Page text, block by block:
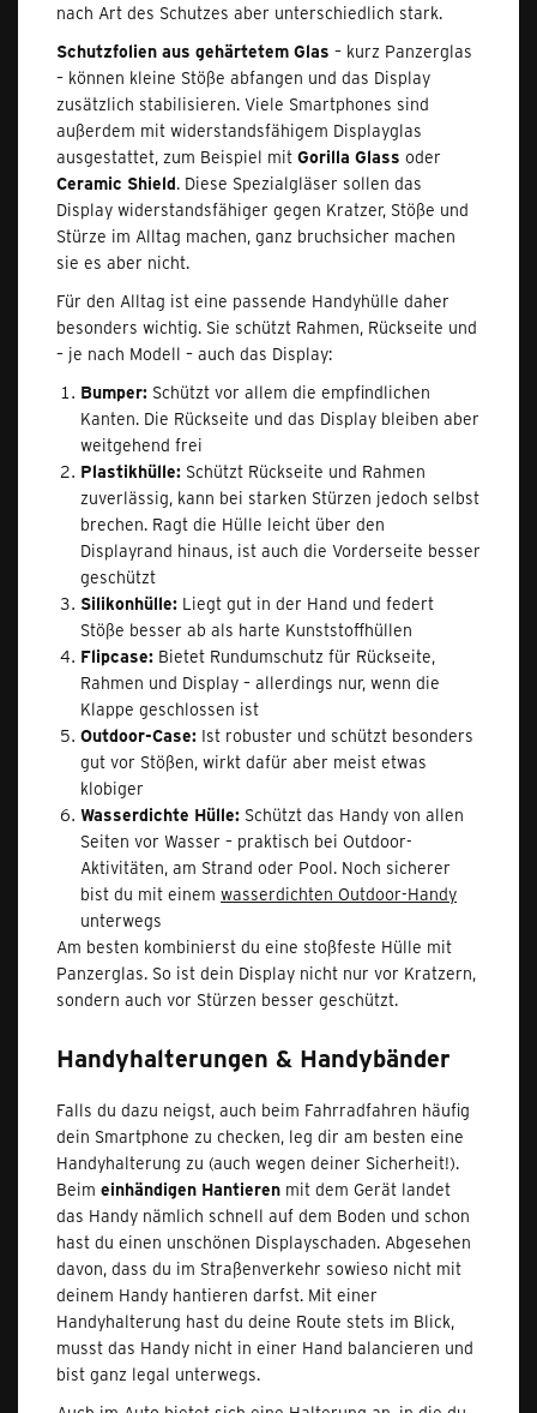
nach Art des Schutzes aber unterschiedlich stark.
Schutzfolien aus gehärtetem Glas – kurz Panzerglas
– können kleine Stöße abfangen und das Display
zusätzlich stabilisieren. Viele Smartphones sind
außerdem mit widerstandsfähigem Displayglas
ausgestattet, zum Beispiel mit Gorilla Glass oder
Ceramic Shield. Diese Spezialgläser sollen das
Display widerstandsfähiger gegen Kratzer, Stöße und
Stürze im Alltag machen, ganz bruchsicher machen
sie es aber nicht.
Für den Alltag ist eine passende Handyhülle daher
besonders wichtig. Sie schützt Rahmen, Rückseite und
– je nach Modell – auch das Display:
Bumper: Schützt vor allem die empfindlichen
Kanten. Die Rückseite und das Display bleiben aber
weitgehend frei
Plastikhülle: Schützt Rückseite und Rahmen
zuverlässig, kann bei starken Stürzen jedoch selbst
brechen. Ragt die Hülle leicht über den
Displayrand hinaus, ist auch die Vorderseite besser
geschützt
Silikonhülle: Liegt gut in der Hand und federt
Stöße besser ab als harte Kunststoffhüllen
Flipcase: Bietet Rundumschutz für Rückseite,
Rahmen und Display – allerdings nur, wenn die
Klappe geschlossen ist
Outdoor-Case: Ist robuster und schützt besonders
gut vor Stößen, wirkt dafür aber meist etwas
klobiger
Wasserdichte Hülle: Schützt das Handy von allen
Seiten vor Wasser – praktisch bei Outdoor-
Aktivitäten, am Strand oder Pool. Noch sicherer
bist du mit einem wasserdichten Outdoor-Handy
unterwegs
Am besten kombinierst du eine stoßfeste Hülle mit
Panzerglas. So ist dein Display nicht nur vor Kratzern,
sondern auch vor Stürzen besser geschützt.
Handyhalterungen & Handybänder
Falls du dazu neigst, auch beim Fahrradfahren häufig
dein Smartphone zu checken, leg dir am besten eine
Handyhalterung zu (auch wegen deiner Sicherheit!).
Beim einhändigen Hantieren mit dem Gerät landet
das Handy nämlich schnell auf dem Boden und schon
hast du einen unschönen Displayschaden. Abgesehen
davon, dass du im Straßenverkehr sowieso nicht mit
deinem Handy hantieren darfst. Mit einer
Handyhalterung hast du deine Route stets im Blick,
musst das Handy nicht in einer Hand balancieren und
bist ganz legal unterwegs.